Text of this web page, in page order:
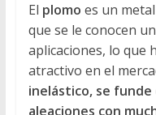
El plomo es un
que se le conocen
aplicaciones, lo que
atractivo en el
inelástico, se
aleaciones con